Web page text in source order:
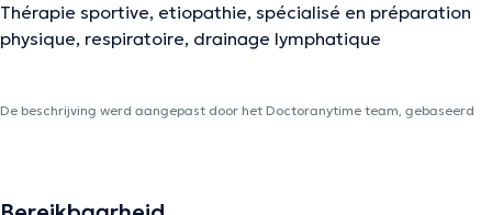
Thérapie sportive, etiopathie, spécialisé en préparation
physique, respiratoire, drainage lymphatique
De beschrijving werd aangepast door het Doctoranytime team, gebaseerd